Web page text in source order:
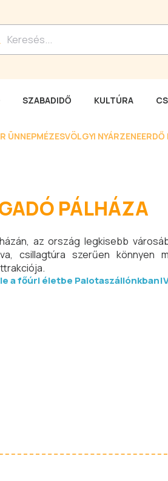
SZABADIDŐ KULTÚRA
ÜNNEPMÉZESVÖLGYI NYÁRZENEERDŐ
PÁLHÁZA
az ország legkisebb
csillagtúra szerűen könnyen
a főúri életbe Palotaszállónkban!